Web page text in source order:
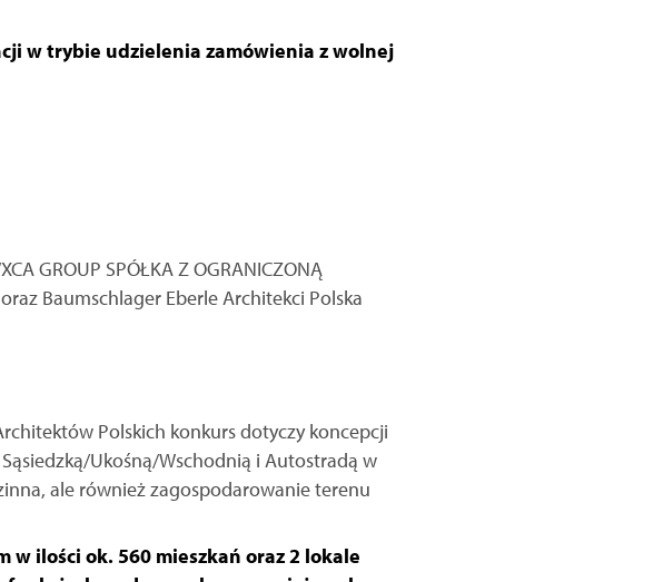
w trybie udzielenia zamówienia z wolnej
GROUP SPÓŁKA Z OGRANICZONĄ
Baumschlager Eberle Architekci Polska
Polskich konkurs dotyczy koncepcji
Ukośną/Wschodnią i Autostradą w
ale również zagospodarowanie terenu
ilości ok. 560 mieszkań oraz 2 lokale